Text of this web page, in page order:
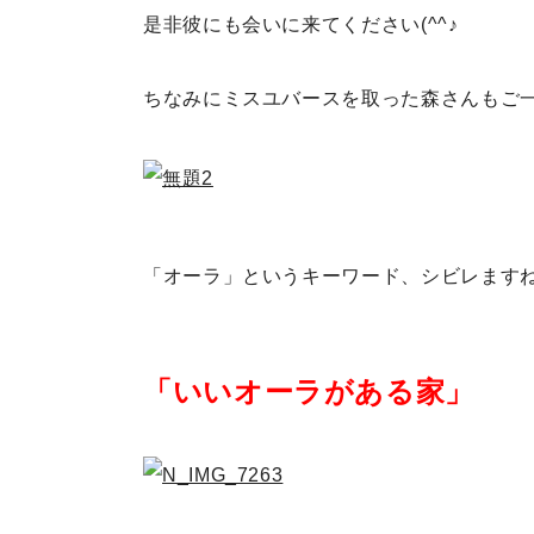
是非彼にも会いに来てください(^^♪
ちなみにミスユバースを取った森さんもご
「オーラ」というキーワード、シビレます
「いいオーラがある家」